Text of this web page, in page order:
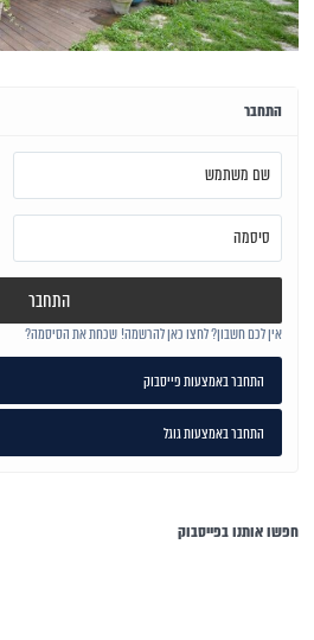
התחבר
התחבר
אין לכם חשבון? לחצו כאן להרשמה! שכחת את הסיסמה?
התחבר באמצעות פייסבוק
התחבר באמצעות גוגל
חפשו אותנו בפייסבוק